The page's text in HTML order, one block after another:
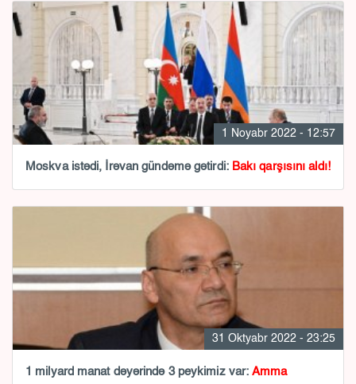
1 Noyabr 2022 - 12:57
Moskva istədi, İrəvan gündəmə gətirdi: Bakı qarşısını aldı!
31 Oktyabr 2022 - 23:25
1 milyard manat dəyərində 3 peykimiz var:Amma